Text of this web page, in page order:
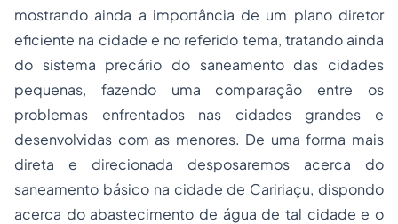
mostrando ainda a importância de um plano diretor
eficiente na cidade e no referido tema, tratando ainda
do sistema precário do saneamento das cidades
pequenas, fazendo uma comparação entre os
problemas enfrentados nas cidades grandes e
desenvolvidas com as menores. De uma forma mais
direta e direcionada desposaremos acerca do
saneamento básico na cidade de Caririaçu, dispondo
acerca do abastecimento de água de tal cidade e o